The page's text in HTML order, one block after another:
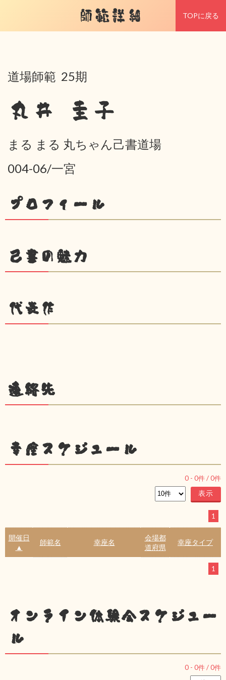
師範詳細 TOPに戻る
道場師範 25期
丸井 圭子
まる まる 丸ちゃん己書道場
004-06/一宮
プロフィール
己書の魅力
代表作
連絡先
幸座スケジュール
0 - 0件 /0件
1
開催日
▲
師範名 幸座名
会場都
道府県
幸座タイプ
1
オンライン体験会スケジュー
ル
0 - 0件 /0件